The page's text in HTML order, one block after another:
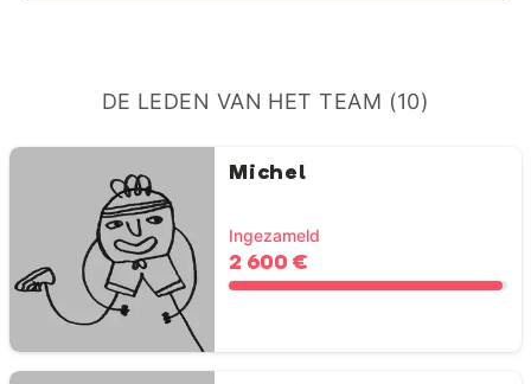
DE LEDEN VAN HET TEAM (10)
Michel
Ingezameld
2 600 €